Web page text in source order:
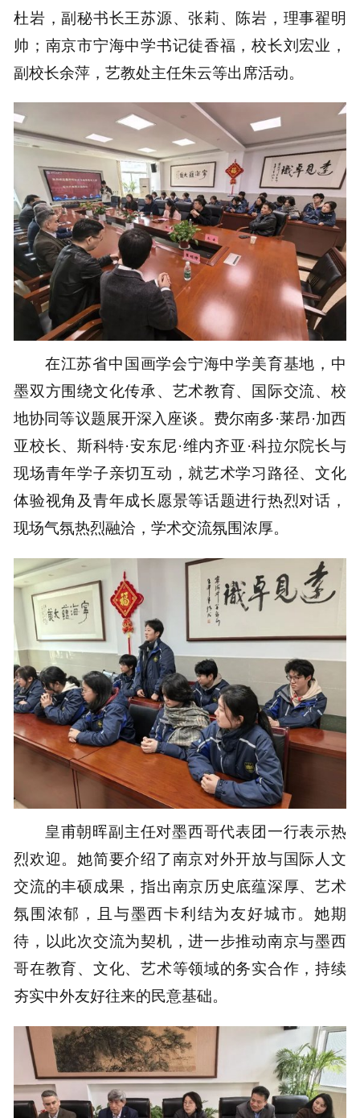
杜岩，副秘书长王苏源、张莉、陈岩，理事翟明
帅；南京市宁海中学书记徒香福，校长刘宏业，
副校长余萍，艺教处主任朱云等出席活动。
在江苏省中国画学会宁海中学美育基地，中
墨双方围绕文化传承、艺术教育、国际交流、校
地协同等议题展开深入座谈。费尔南多·莱昂·加西
亚校长、斯科特·安东尼·维内齐亚·科拉尔院长与
现场青年学子亲切互动，就艺术学习路径、文化
体验视角及青年成长愿景等话题进行热烈对话，
现场气氛热烈融洽，学术交流氛围浓厚。
皇甫朝晖副主任对墨西哥代表团一行表示热
烈欢迎。她简要介绍了南京对外开放与国际人文
交流的丰硕成果，指出南京历史底蕴深厚、艺术
氛围浓郁，且与墨西卡利结为友好城市。她期
待，以此次交流为契机，进一步推动南京与墨西
哥在教育、文化、艺术等领域的务实合作，持续
夯实中外友好往来的民意基础。